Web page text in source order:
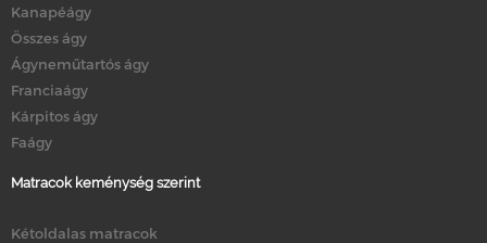
Kanapéágy
Összes ágy
Ágyneműtartós ágy
Franciaágy
Kárpitos ágy
Faágy
Matracok keménység szerint
Kétoldalas matracok